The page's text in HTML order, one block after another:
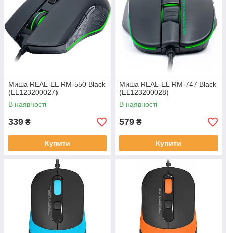
Миша REAL-EL RM-550 Black
(EL123200027)
В наявності
339 ₴
Купити
Миша REAL-EL RM-747 Black
(EL123200028)
В наявності
579 ₴
Купити